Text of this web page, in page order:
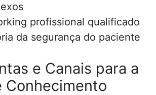
profissional qualificado
da segurança do paciente
e Canais para a
Conhecimento